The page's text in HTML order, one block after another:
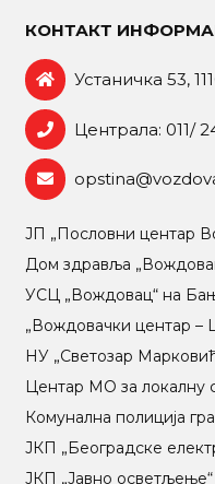
КОНТАКТ
Устаничка 53,
Централа: 011/
ЈП „Пословни центар
Дом здравља
УСЦ „Вождовац“ на
„Вождовачки центар –
НУ „Светозар
Центар МO за локалну
Комунална полиција
ЈКП „Београдске
ЈКП „Јавно осветљење“